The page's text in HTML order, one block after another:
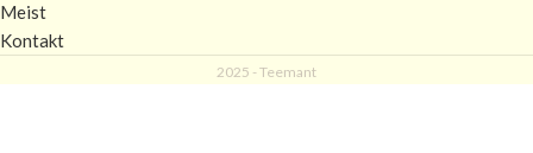
Meist
Kontakt
2025 -Teemant